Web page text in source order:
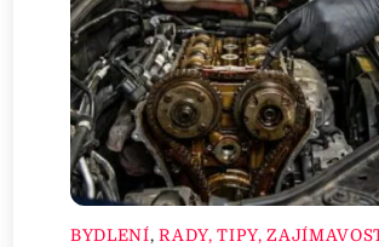
BYDLENÍ,RADY, TIPY,